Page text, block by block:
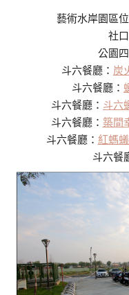
藝術水岸園區
社
公園
斗六餐廳： 炭
斗六餐廳：
斗六餐廳： 斗六
斗六餐廳： 築間
斗六餐廳： 紅螞
斗六餐